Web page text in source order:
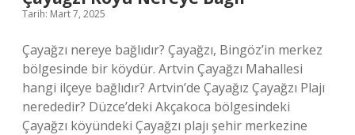
Tarih: Mart 7, 2025
Çayağzı nereye bağlıdır? Çayağzı, Bingöz’in merkez
bölgesinde bir köydür. Artvin Çayağzı Mahallesi
hangi ilçeye bağlıdır? Artvin’de Çayağız Çayağzı Plajı
nerededir? Düzce’deki Akçakoca bölgesindeki
Çayağzı köyündeki Çayağzı plajı şehir merkezine